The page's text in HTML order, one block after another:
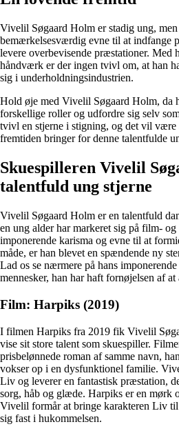
Vivelil Søgaard Holm er stadig ung,
bemærkelsesværdig evne til at indfange
levere overbevisende præstationer. Med
håndværk er der ingen tvivl om, at han
sig i underholdningsindustrien.
Hold øje med Vivelil Søgaard Holm, da
forskellige roller og udfordre sig selv
tvivl en stjerne i stigning, og det vil være
fremtiden bringer for denne talentfulde
Skuespilleren Vivelil
talentfuld ung stjerne
Vivelil Søgaard Holm er en talentfuld
en ung alder har markeret sig på film-
imponerende karisma og evne til at
måde, er han blevet en spændende ny
Lad os se nærmere på hans
mennesker, han har haft fornøjelsen af at
Film: Harpiks (2019)
I filmen Harpiks fra 2019 fik Vivelil
vise sit store talent som skuespiller.
prisbelønnede roman af samme navn,
vokser op i en dysfunktionel familie.
Liv og leverer en fantastisk præstation,
sorg, håb og glæde. Harpiks er en mørk
Vivelil formår at bringe karakteren Liv
sig fast i hukommelsen.